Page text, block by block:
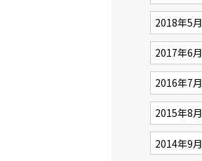
2018年5月
2017年6月
2016年7月
2015年8月
2014年9月